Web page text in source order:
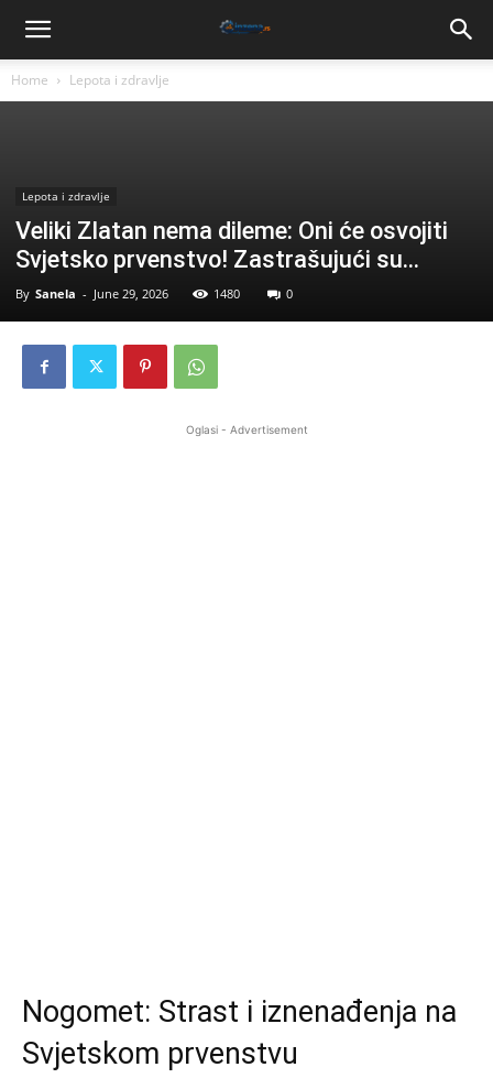
Home Lepota i zdravlje
Lepota i zdravlje
Veliki Zlatan nema dileme: Oni će osvojiti
Svjetsko prvenstvo! Zastrašujući su…
By Sanela - June 29, 2026 1480 0
Oglasi - Advertisement
Nogomet: Strast i iznenađenja na
Svjetskom prvenstvu